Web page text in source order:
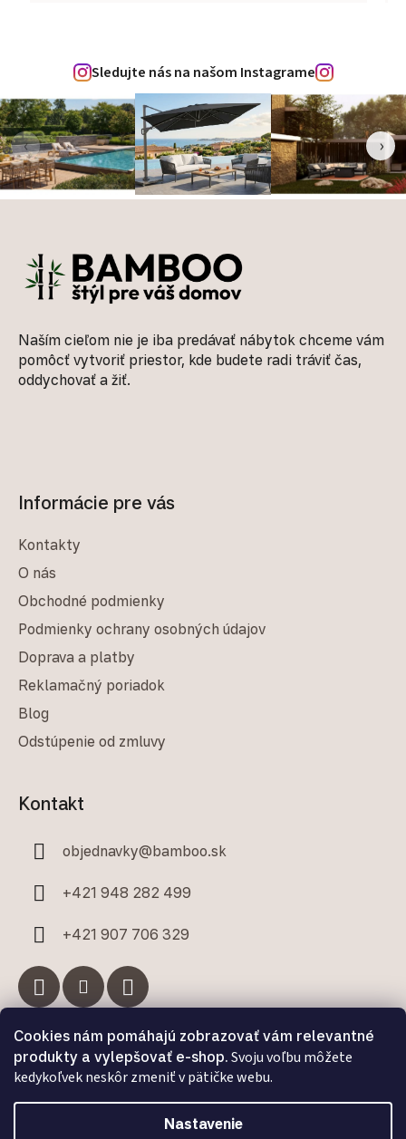
Cookies nám pomáhajú zobrazovať vám relevantné
produkty a vylepšovať e-shop. Svoju voľbu môžete
kedykoľvek neskôr zmeniť v pätičke webu.
Nastavenie
Sledujte nás na našom Instagrame
‹ ›
Naším cieľom nie je iba predávať nábytok chceme vám
pomôcť vytvoriť priestor, kde budete radi tráviť čas,
oddychovať a žiť.
Informácie pre vás
Kontakty
O nás
Obchodné podmienky
Podmienky ochrany osobných údajov
Doprava a platby
Reklamačný poriadok
Blog
Odstúpenie od zmluvy
Kontakt
objednavky@bamboo.sk
+421 948 282 499
+421 907 706 329
Facebook